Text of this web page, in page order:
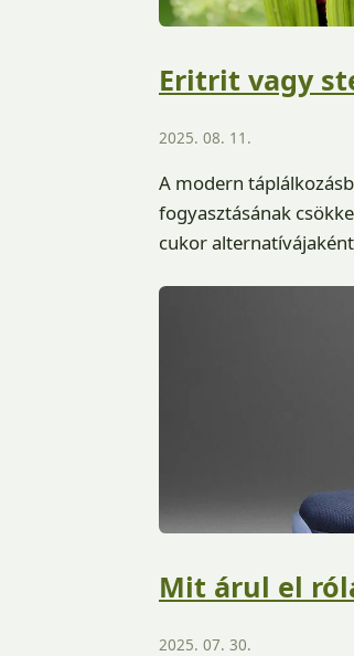
Eritrit vagy
2025. 08. 11.
A modern
fogyasztásának
cukor
Mit árul el
2025. 07. 30.